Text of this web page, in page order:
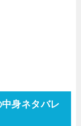
身ネタバレ